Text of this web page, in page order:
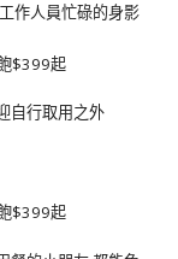
作人員忙碌的身影
自行取用之外